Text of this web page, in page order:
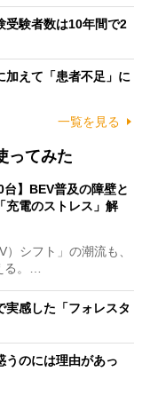
受験者数は10年間で2
加えて「患者不足」に
一覧を見る
ってみた
台】BEV普及の障壁と
充電のストレス」解
シフト」の潮流も、
る。…
実感した「フォレスタ
うのには理由があっ